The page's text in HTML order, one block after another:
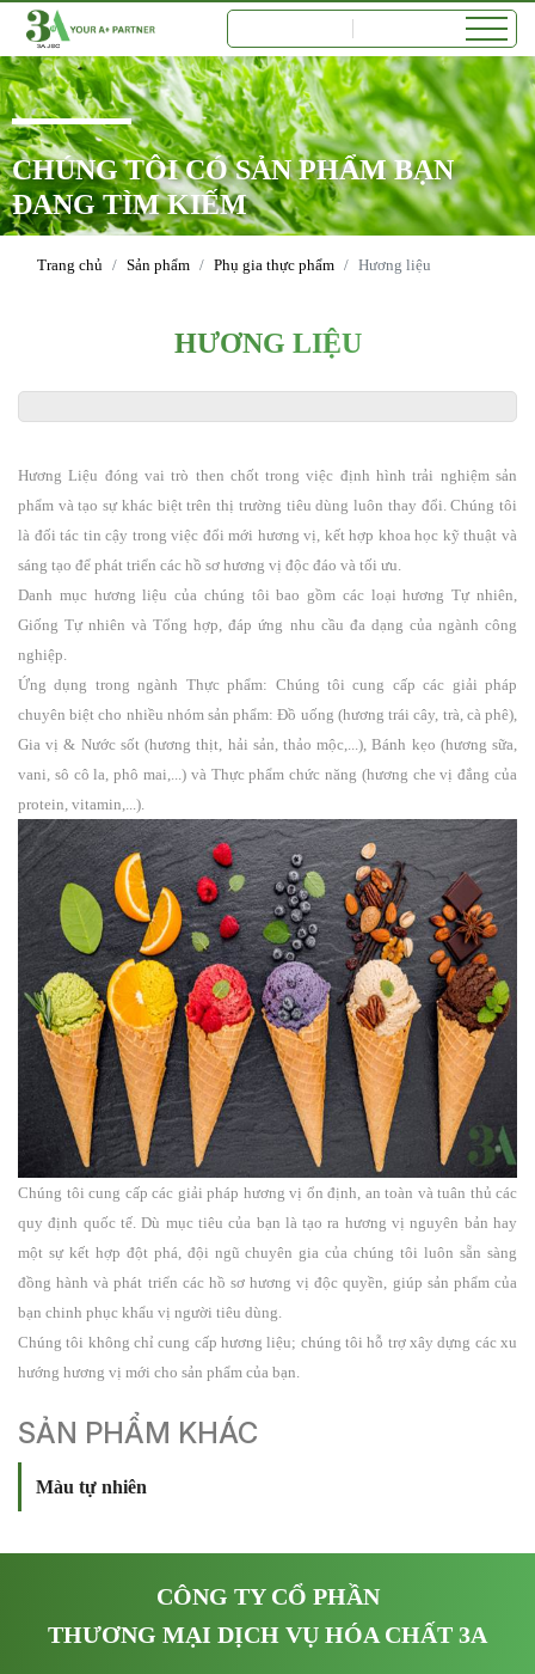
CHÚNG TÔI CÓ SẢN PHẨM BẠN
ĐANG TÌM KIẾM
Trang chủ Sản phẩm Phụ gia thực phẩm Hương liệu
HƯƠNG LIỆU
Hương Liệu đóng vai trò then chốt trong việc định hình trải nghiệm sản
phẩm và tạo sự khác biệt trên thị trường tiêu dùng luôn thay đổi. Chúng tôi
là đối tác tin cậy trong việc đổi mới hương vị, kết hợp khoa học kỹ thuật và
sáng tạo để phát triển các hồ sơ hương vị độc đáo và tối ưu.
Danh mục hương liệu của chúng tôi bao gồm các loại hương Tự nhiên,
Giống Tự nhiên và Tổng hợp, đáp ứng nhu cầu đa dạng của ngành công
nghiệp.
Ứng dụng trong ngành Thực phẩm: Chúng tôi cung cấp các giải pháp
chuyên biệt cho nhiều nhóm sản phẩm: Đồ uống (hương trái cây, trà, cà phê),
Gia vị & Nước sốt (hương thịt, hải sản, thảo mộc,...), Bánh kẹo (hương sữa,
vani, sô cô la, phô mai,...) và Thực phẩm chức năng (hương che vị đắng của
protein, vitamin,...).
Chúng tôi cung cấp các giải pháp hương vị ổn định, an toàn và tuân thủ các
quy định quốc tế. Dù mục tiêu của bạn là tạo ra hương vị nguyên bản hay
một sự kết hợp đột phá, đội ngũ chuyên gia của chúng tôi luôn sẵn sàng
đồng hành và phát triển các hồ sơ hương vị độc quyền, giúp sản phẩm của
bạn chinh phục khẩu vị người tiêu dùng.
Chúng tôi không chỉ cung cấp hương liệu; chúng tôi hỗ trợ xây dựng các xu
hướng hương vị mới cho sản phẩm của bạn.
SẢN PHẨM KHÁC
Màu tự nhiên
CÔNG TY CỔ PHẦN
THƯƠNG MẠI DỊCH VỤ HÓA CHẤT 3A